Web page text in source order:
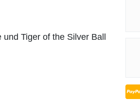
Tiger of the Silver Ball